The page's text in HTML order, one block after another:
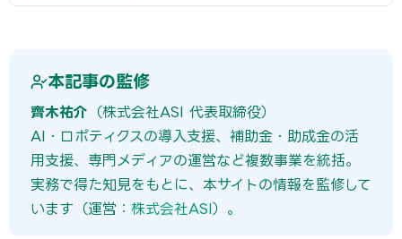
本記事の監修
齊木祐介 （株式会社ASI 代表取締役）
AI・ロボティクスの導入支援、補助金・助成金の活
用支援、専門メディアの運営など複数事業を統括。
実務で得た知見をもとに、本サイトの情報を監修して
います（運営： 株式会社ASI）。